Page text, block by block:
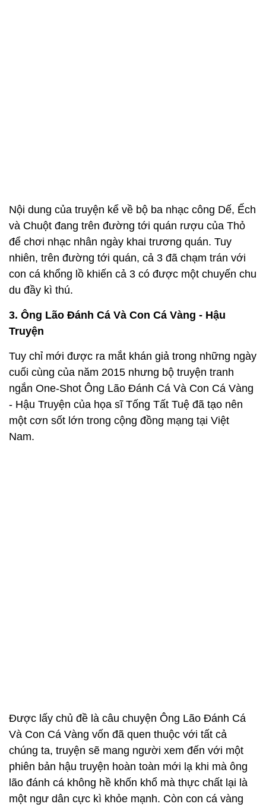
Nội dung của truyện kể về bộ ba nhạc công Dế, Ếch
và Chuột đang trên đường tới quán rượu của Thỏ
để chơi nhạc nhân ngày khai trương quán. Tuy
nhiên, trên đường tới quán, cả 3 đã chạm trán với
con cá khổng lồ khiến cả 3 có được một chuyến chu
du đầy kì thú.
3. Ông Lão Đánh Cá Và Con Cá Vàng - Hậu
Truyện
Tuy chỉ mới được ra mắt khán giả trong những ngày
cuối cùng của năm 2015 nhưng bộ truyện tranh
ngắn One-Shot Ông Lão Đánh Cá Và Con Cá Vàng
- Hậu Truyện của họa sĩ Tống Tất Tuệ đã tạo nên
một cơn sốt lớn trong cộng đồng mạng tại Việt
Nam.
Được lấy chủ đề là câu chuyện Ông Lão Đánh Cá
Và Con Cá Vàng vốn đã quen thuộc với tất cả
chúng ta, truyện sẽ mang người xem đến với một
phiên bản hậu truyện hoàn toàn mới lạ khi mà ông
lão đánh cá không hề khốn khổ mà thực chất lại là
một ngư dân cực kì khỏe mạnh. Còn con cá vàng